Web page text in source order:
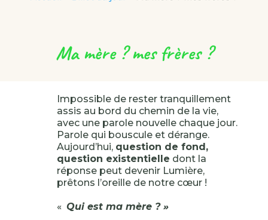
Ma mère ? mes frères ?
Impossible de rester tranquillement
assis au bord du chemin de la vie,
avec une parole nouvelle chaque jour.
Parole qui bouscule et dérange.
Aujourd’hui, question de fond,
question existentielle dont la
réponse peut devenir Lumière,
prêtons l’oreille de notre cœur !
« Qui est ma mère ? »